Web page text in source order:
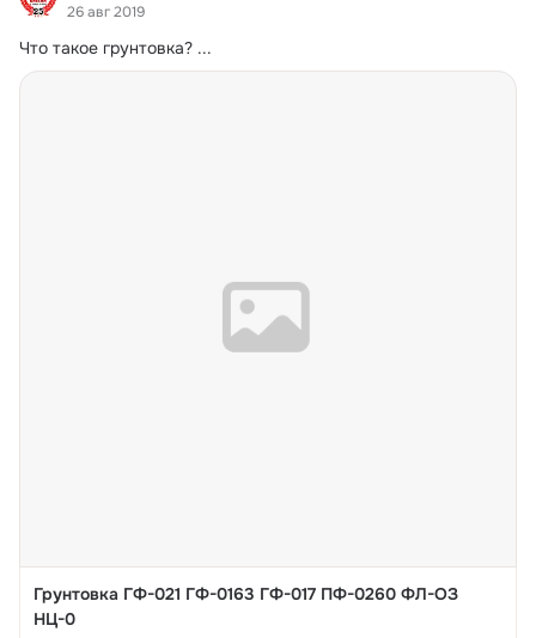
26 авг 2019
Что такое грунтовка? ...
Грунтовка ГФ-021 ГФ-0163 ГФ-017 ПФ-0260 ФЛ-ОЗ
НЦ-0